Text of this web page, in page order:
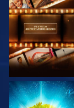
СМОТРЕТЬ
ПЕРЕДАЧИ